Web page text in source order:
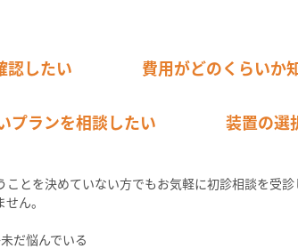
認したい 費用がどのくらいか
プランを相談したい 装置の選
ことを決めていない方でもお気軽に初診相談を受
ん。
だ悩んでいる